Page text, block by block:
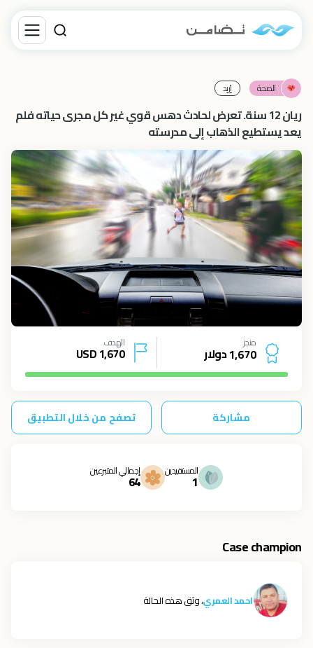
الصحة إرْبِد‎
ريان 12 سنة. تعرض لحادث دهس قوي غير كل مجرى حياته فلم
يعد يستطيع الذهاب إلى مدرسته
منجز
1,670 دولار
الهدف
1,670
USD
مشاركة تصفح من خلال التطبيق
المستفيدين
1
إجمالي المتبرعين
64
Case champion
احمد العمري، وثق هذه الحالة